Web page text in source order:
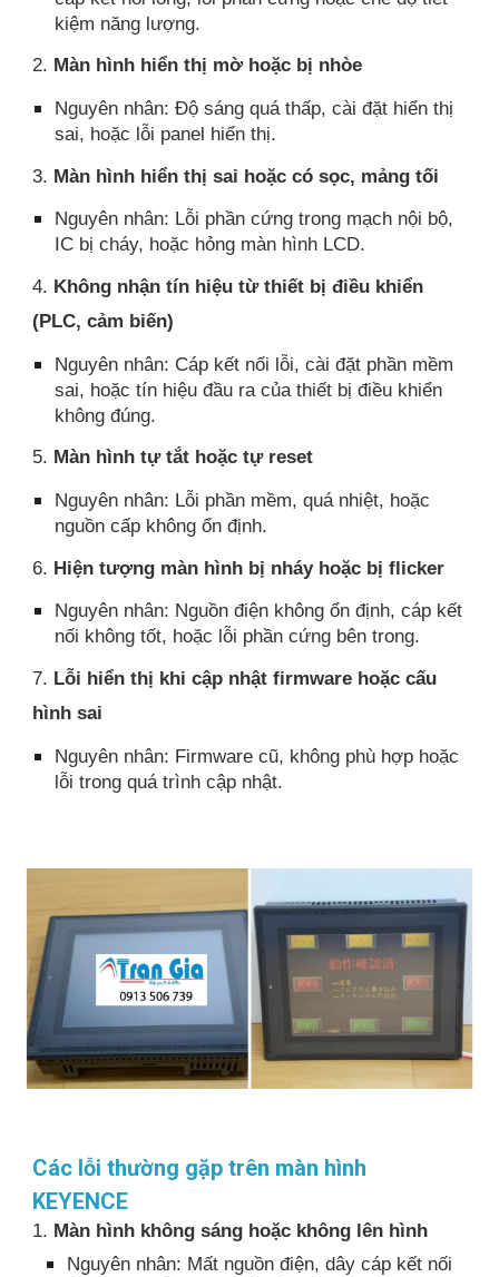
kiệm năng lượng.
2. Màn hình hiển thị mờ hoặc bị nhòe
Nguyên nhân: Độ sáng quá thấp, cài đặt hiển thị
sai, hoặc lỗi panel hiển thị.
3. Màn hình hiển thị sai hoặc có sọc, mảng tối
Nguyên nhân: Lỗi phần cứng trong mạch nội bộ,
IC bị cháy, hoặc hỏng màn hình LCD.
4. Không nhận tín hiệu từ thiết bị điều khiển
(PLC, cảm biến)
Nguyên nhân: Cáp kết nối lỗi, cài đặt phần mềm
sai, hoặc tín hiệu đầu ra của thiết bị điều khiển
không đúng.
5. Màn hình tự tắt hoặc tự reset
Nguyên nhân: Lỗi phần mềm, quá nhiệt, hoặc
nguồn cấp không ổn định.
6. Hiện tượng màn hình bị nháy hoặc bị flicker
Nguyên nhân: Nguồn điện không ổn định, cáp kết
nối không tốt, hoặc lỗi phần cứng bên trong.
7. Lỗi hiển thị khi cập nhật firmware hoặc cấu
hình sai
Nguyên nhân: Firmware cũ, không phù hợp hoặc
lỗi trong quá trình cập nhật.
Các lỗi thường gặp trên màn hình
KEYENCE
1. Màn hình không sáng hoặc không lên hình
Nguyên nhân: Mất nguồn điện, dây cáp kết nối